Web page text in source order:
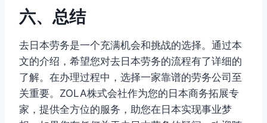
六、总结
去日本劳务是一个充满机会和挑战的选择。通过本
文的介绍，希望您对去日本劳务的流程有了详细的
了解。在办理过程中，选择一家靠谱的劳务公司至
关重要。ZOLA株式会社作为您的日本商务拓展专
家，提供全方位的服务，助您在日本实现事业梦